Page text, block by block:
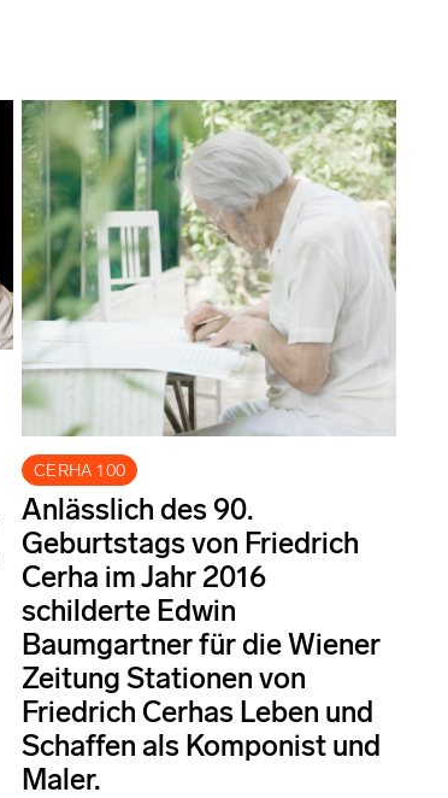
CERHA 100
Anlässlich des 90.
Geburtstags von Friedrich
Cerha im Jahr 2016
schilderte Edwin
Baumgartner für die Wiener
Zeitung Stationen von
Friedrich Cerhas Leben und
Schaffen als Komponist und
Maler.